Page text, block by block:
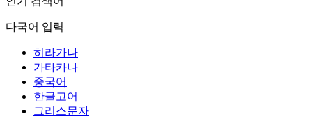
다국어 입력
히라가나
가타카나
중국어
한글고어
그리스문자